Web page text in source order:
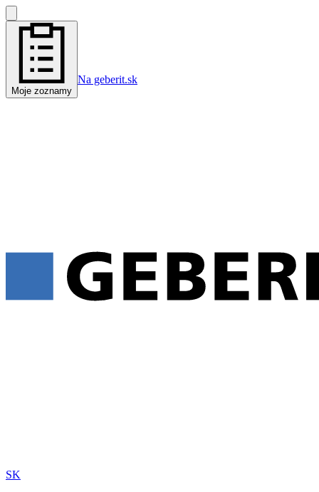
Moje zoznamy
Na geberit.sk
SK